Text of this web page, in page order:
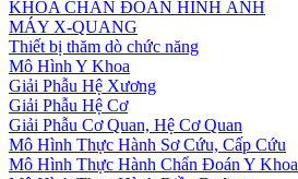
KHOA CHẨN ĐOÁN HÌNH ẢNH
MÁY X-QUANG
Thiết bị thăm dò chức năng
Mô Hình Y Khoa
Giải Phẫu Hệ Xương
Giải Phẫu Hệ Cơ
Giải Phẫu Cơ Quan, Hệ Cơ Quan
Mô Hình Thực Hành Sơ Cứu, Cấp Cứu
Mô Hình Thực Hành Chẩn Đoán Y Khoa